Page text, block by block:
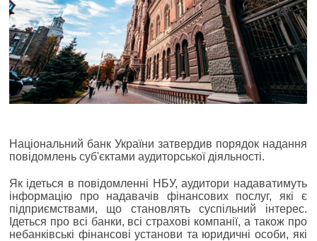
Національний банк України затвердив порядок надання
повідомлень суб'єктами аудиторської діяльності.
Як ідеться в повідомленні НБУ, аудитори надаватимуть
інформацію про надавачів фінансових послуг, які є
підприємствами, що становлять суспільний інтерес.
Ідеться про всі банки, всі страхові компанії, а також про
небанківські фінансові установи та юридичні особи, які